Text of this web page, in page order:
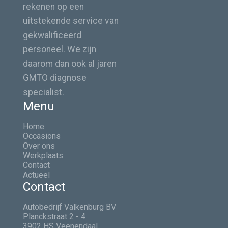
maanden volledige BOVAG garantie. Ook
wordt de auto afgeleverd met minimaal een
halve tank brandstof en een uitgebreide
poetsbeurt.
Cruise control
Dakspoiler
Deactivering airbag aan passagierszijde
Derde remlicht
Dynamische Stabiliteits Controle (DSC III) met
wegrijassistent
Electric Power Assisted Steering systeem
Elektrische raambediening voor
Elektrische ramen
Flankbescherming
Follow-me-home verlichting
Getint glas
Hoofdairbags voor bestuurder en voorpassagier
In hoogte en lengte verstelbaar stuurwiel
rekenen op een
uitstekende service van
gekwalificeerd
personeel. We zijn
daarom dan ook al jaren
GMTO diagnose
specialist.
Menu
Home
Occasions
Over ons
Werkplaats
Contact
Actueel
Contact
Autobedrijf Valkenburg BV
Planckstraat 2 - 4